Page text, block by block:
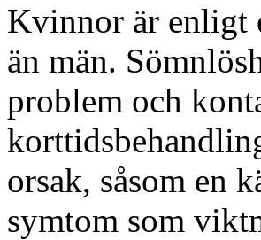
Kvinnor är enligt
än män.
problem och
orsak, såsom en
symtom som